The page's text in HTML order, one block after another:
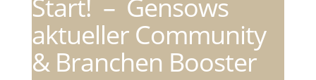
Start! – Gensows
aktueller Community
& Branchen Booster